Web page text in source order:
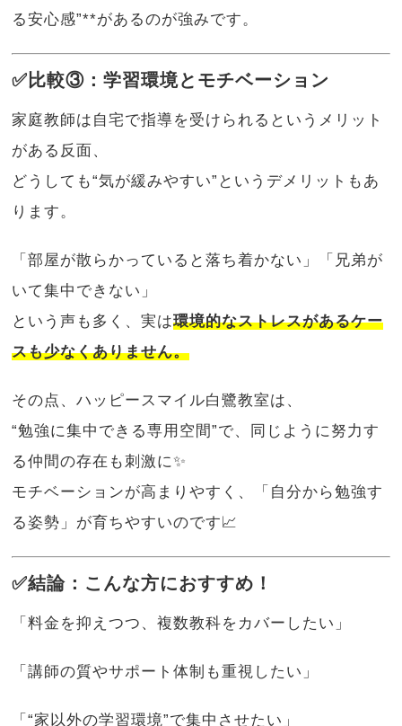
る安心感”**があるのが強みです。
✅比較③：学習環境とモチベーション
家庭教師は自宅で指導を受けられるというメリット
がある反面、
どうしても“気が緩みやすい”というデメリットもあ
ります。
「部屋が散らかっていると落ち着かない」「兄弟が
いて集中できない」
という声も多く、実は環境的なストレスがあるケー
スも少なくありません。
その点、ハッピースマイル白鷺教室は、
“勉強に集中できる専用空間”で、同じように努力す
る仲間の存在も刺激に✨
モチベーションが高まりやすく、「自分から勉強す
る姿勢」が育ちやすいのです📈
✅結論：こんな方におすすめ！
「料金を抑えつつ、複数教科をカバーしたい」
「講師の質やサポート体制も重視したい」
「“家以外の学習環境”で集中させたい」